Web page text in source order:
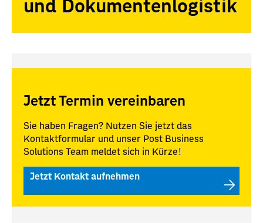
und Dokumentenlogistik
Jetzt Termin vereinbaren
Sie haben Fragen? Nutzen Sie jetzt das
Kontaktformular und unser Post Business
Solutions Team meldet sich in Kürze!
Jetzt Kontakt aufnehmen